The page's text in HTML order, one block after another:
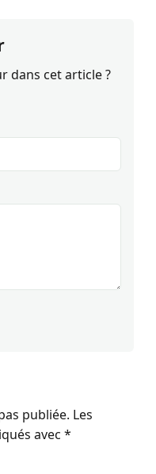
dans cet article ?
publiée. Les
avec *